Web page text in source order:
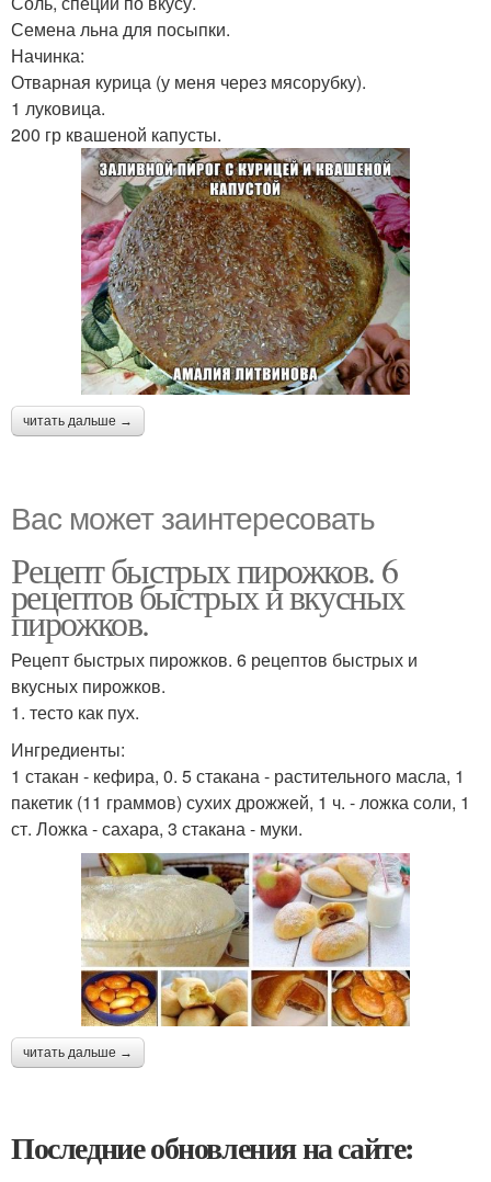
Семена льна для посыпки.
Начинка:
Отварная курица (у меня через мясорубку).
1 луковица.
200 гр квашеной капусты.
читать дальше →
Вас может заинтересовать
Рецепт быстрых пирожков. 6
рецептов быстрых и вкусных
пирожков.
Рецепт быстрых пирожков. 6 рецептов быстрых и
вкусных пирожков.
1. тесто как пух.
Ингредиенты:
1 стакан - кефира, 0. 5 стакана - растительного масла, 1
пакетик (11 граммов) сухих дрожжей, 1 ч. - ложка соли, 1
ст. Ложка - сахара, 3 стакана - муки.
читать дальше →
Последние обновления на сайте: